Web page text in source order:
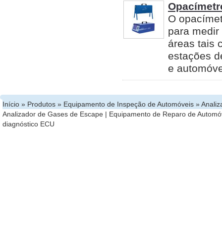
O
para
áreas tais
estações
e
Início » Produtos » Equipamento de Inspeção de Automóveis »
Analizador de Gases de Escape | Equipamento de Reparo de
diagnóstico ECU